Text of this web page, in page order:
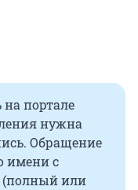
портале
нужна
Обращение
имени с
(полный или